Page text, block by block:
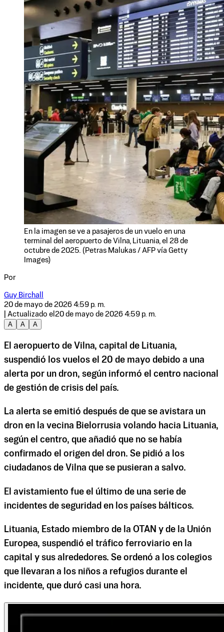
En la imagen se ve a pasajeros de un vuelo en una
terminal del aeropuerto de Vilna, Lituania, el 28 de
octubre de 2025. (Petras Malukas / AFP vía Getty
Images)
Por
Guy Birchall
20 de mayo de 2026 4:59 p. m.
| Actualizado el 20 de mayo de 2026 4:59 p. m.
A
A A
El aeropuerto de Vilna, capital de Lituania,
suspendió los vuelos el 20 de mayo debido a una
alerta por un dron, según informó el centro nacional
de gestión de crisis del país.
La alerta se emitió después de que se avistara un
dron en la vecina Bielorrusia volando hacia Lituania,
según el centro, que añadió que no se había
confirmado el origen del dron. Se pidió a los
ciudadanos de Vilna que se pusieran a salvo.
El avistamiento fue el último de una serie de
incidentes de seguridad en los países bálticos.
Lituania, Estado miembro de la OTAN y de la Unión
Europea, suspendió el tráfico ferroviario en la
capital y sus alrededores. Se ordenó a los colegios
que llevaran a los niños a refugios durante el
incidente, que duró casi una hora.